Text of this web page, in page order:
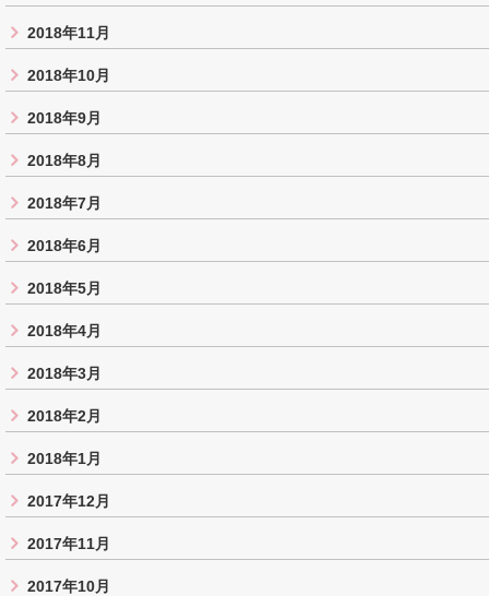
2018年11月
2018年10月
2018年9月
2018年8月
2018年7月
2018年6月
2018年5月
2018年4月
2018年3月
2018年2月
2018年1月
2017年12月
2017年11月
2017年10月